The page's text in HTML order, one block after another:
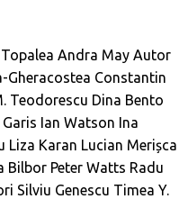
Andra May Autor
Gheracostea Constantin
Teodorescu Dina Bento
Ian Watson Ina
Liza Karan Lucian Merișca
Bilbor Peter Watts Radu
Silviu Genescu Timea Y.